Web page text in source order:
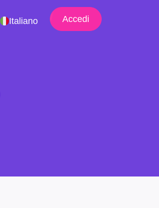
Italiano Accedi